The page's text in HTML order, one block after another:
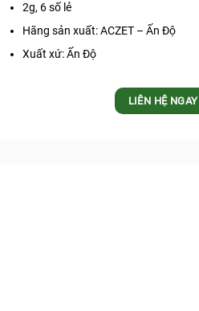
2g, 6 số lẻ
Hãng sản xuất: ACZET – Ấn Độ
Xuất xứ: Ấn Độ
LIÊN HỆ NGAY